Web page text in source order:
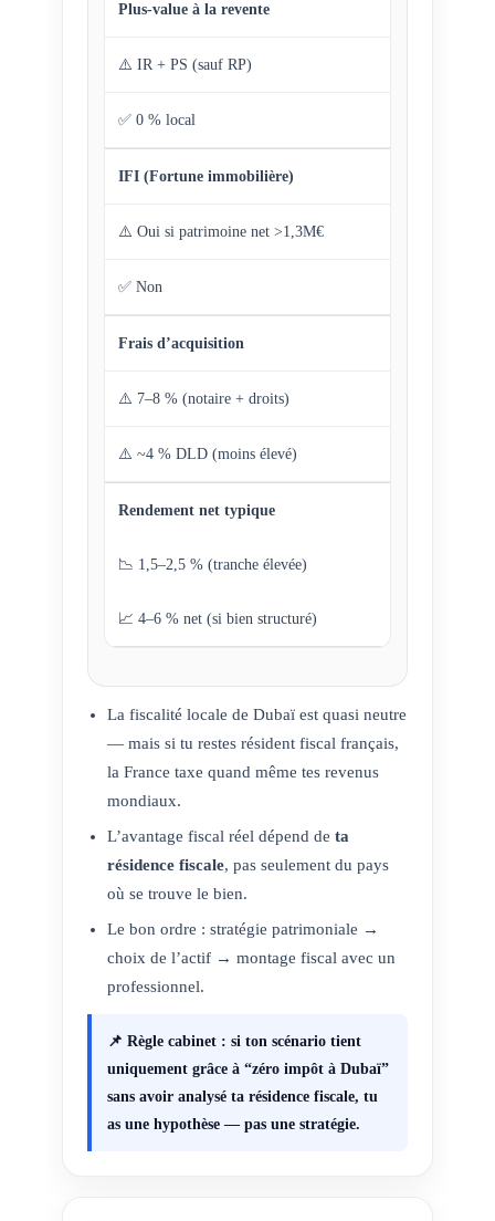
Plus-value à la revente
⚠️ IR + PS (sauf RP)
✅ 0 % local
IFI (Fortune immobilière)
⚠️ Oui si patrimoine net >1,3M€
✅ Non
Frais d’acquisition
⚠️ 7–8 % (notaire + droits)
⚠️ ~4 % DLD (moins élevé)
Rendement net typique
📉 1,5–2,5 % (tranche élevée)
📈 4–6 % net (si bien structuré)
La fiscalité locale de Dubaï est quasi neutre
— mais si tu restes résident fiscal français,
la France taxe quand même tes revenus
mondiaux.
L’avantage fiscal réel dépend de ta
résidence fiscale, pas seulement du pays
où se trouve le bien.
Le bon ordre : stratégie patrimoniale →
choix de l’actif → montage fiscal avec un
professionnel.
📌 Règle cabinet : si ton scénario tient
uniquement grâce à “zéro impôt à Dubaï”
sans avoir analysé ta résidence fiscale, tu
as une hypothèse — pas une stratégie.